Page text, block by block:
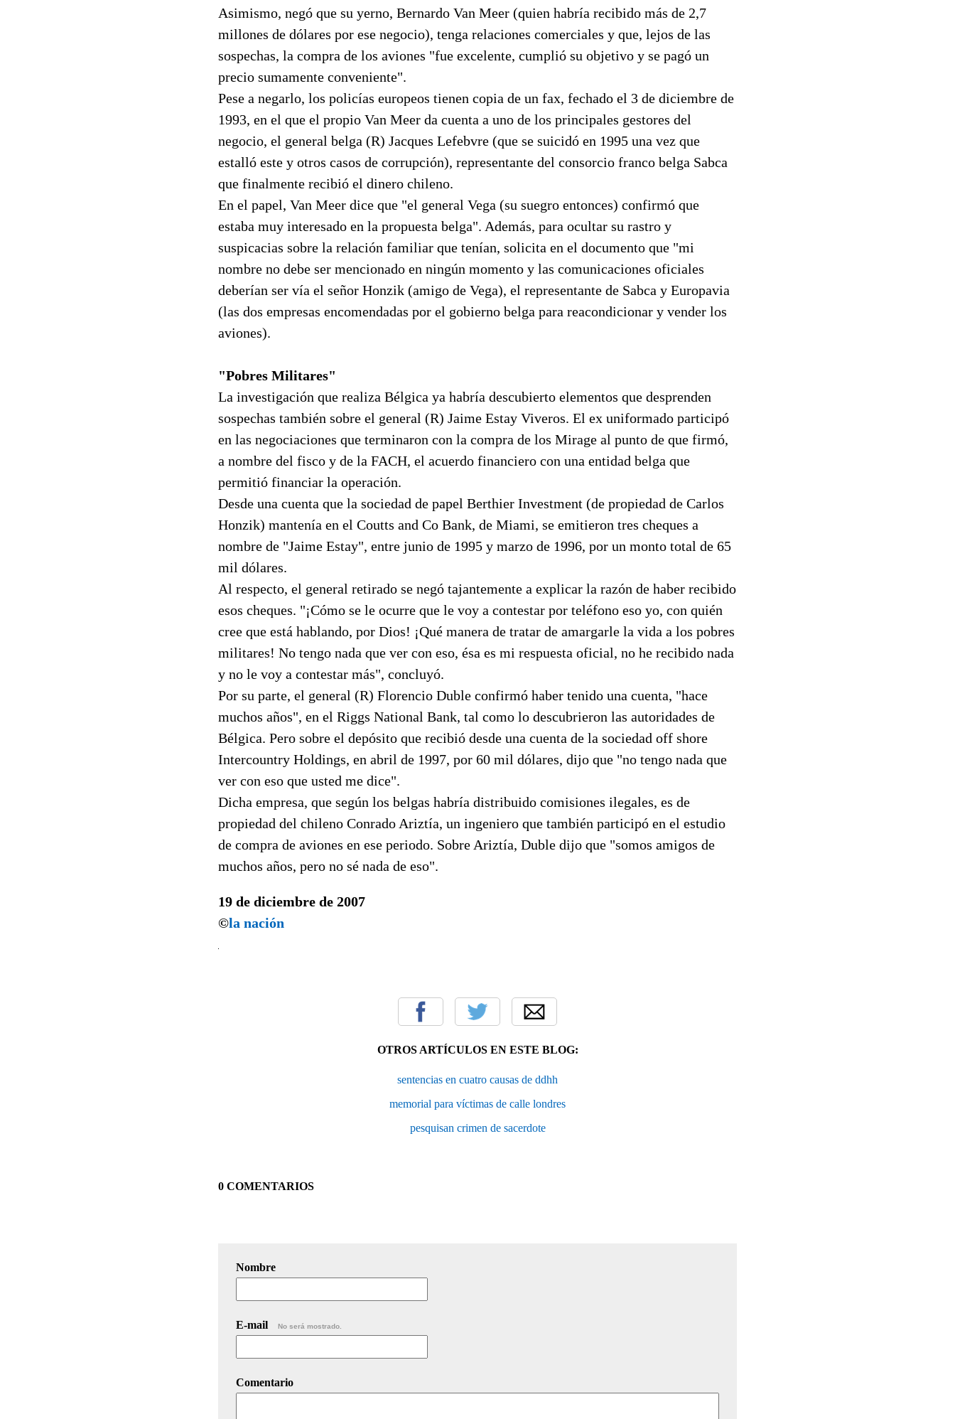
Asimismo, negó que su yerno, Bernardo Van Meer (quien habría recibido más de 2,7
millones de dólares por ese negocio), tenga relaciones comerciales y que, lejos de las
sospechas, la compra de los aviones "fue excelente, cumplió su objetivo y se pagó un
precio sumamente conveniente".
Pese a negarlo, los policías europeos tienen copia de un fax, fechado el 3 de diciembre de
1993, en el que el propio Van Meer da cuenta a uno de los principales gestores del
negocio, el general belga (R) Jacques Lefebvre (que se suicidó en 1995 una vez que
estalló este y otros casos de corrupción), representante del consorcio franco belga Sabca
que finalmente recibió el dinero chileno.
En el papel, Van Meer dice que "el general Vega (su suegro entonces) confirmó que
estaba muy interesado en la propuesta belga". Además, para ocultar su rastro y
suspicacias sobre la relación familiar que tenían, solicita en el documento que "mi
nombre no debe ser mencionado en ningún momento y las comunicaciones oficiales
deberían ser vía el señor Honzik (amigo de Vega), el representante de Sabca y Europavia
(las dos empresas encomendadas por el gobierno belga para reacondicionar y vender los
aviones).
"Pobres Militares"
La investigación que realiza Bélgica ya habría descubierto elementos que desprenden
sospechas también sobre el general (R) Jaime Estay Viveros. El ex uniformado participó
en las negociaciones que terminaron con la compra de los Mirage al punto de que firmó,
a nombre del fisco y de la FACH, el acuerdo financiero con una entidad belga que
permitió financiar la operación.
Desde una cuenta que la sociedad de papel Berthier Investment (de propiedad de Carlos
Honzik) mantenía en el Coutts and Co Bank, de Miami, se emitieron tres cheques a
nombre de "Jaime Estay", entre junio de 1995 y marzo de 1996, por un monto total de 65
mil dólares.
Al respecto, el general retirado se negó tajantemente a explicar la razón de haber recibido
esos cheques. "¡Cómo se le ocurre que le voy a contestar por teléfono eso yo, con quién
cree que está hablando, por Dios! ¡Qué manera de tratar de amargarle la vida a los pobres
militares! No tengo nada que ver con eso, ésa es mi respuesta oficial, no he recibido nada
y no le voy a contestar más", concluyó.
Por su parte, el general (R) Florencio Duble confirmó haber tenido una cuenta, "hace
muchos años", en el Riggs National Bank, tal como lo descubrieron las autoridades de
Bélgica. Pero sobre el depósito que recibió desde una cuenta de la sociedad off shore
Intercountry Holdings, en abril de 1997, por 60 mil dólares, dijo que "no tengo nada que
ver con eso que usted me dice".
Dicha empresa, que según los belgas habría distribuido comisiones ilegales, es de
propiedad del chileno Conrado Ariztía, un ingeniero que también participó en el estudio
de compra de aviones en ese periodo. Sobre Ariztía, Duble dijo que "somos amigos de
muchos años, pero no sé nada de eso".
19 de diciembre de 2007
©la nación
OTROS ARTÍCULOS EN ESTE BLOG:
sentencias en cuatro causas de ddhh
memorial para víctimas de calle londres
pesquisan crimen de sacerdote
0 COMENTARIOS
Nombre
E-mail No será mostrado.
Comentario